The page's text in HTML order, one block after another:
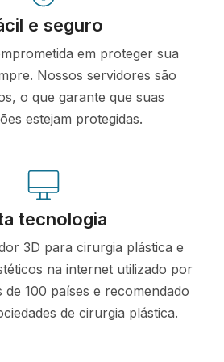
e seguro
em proteger sua
Nossos servidores são
o que garante que suas
estejam protegidas.
tecnologia
3D para cirurgia plástica e
na internet utilizado por
de 100 países e recomendado
de cirurgia plástica.